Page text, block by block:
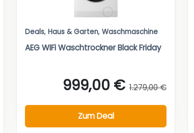
Deals, Haus & Garten, Waschmaschine
AEG WIFi Waschtrockner Black Friday
999,00 € 1.279,00 €
Zum Deal